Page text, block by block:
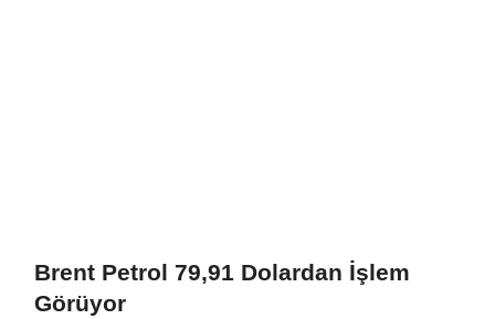
Brent Petrol 79,91 Dolardan İşlem
Görüyor